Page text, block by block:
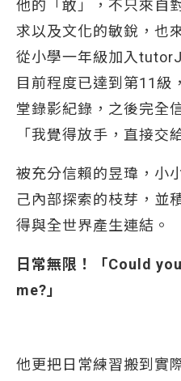
他的「敢」，不只來自
求以及文化的敏銳，也
從小學一年級加入
目前程度已達到第11級
堂錄影紀錄，之後完全
「我覺得放手，直接交
被充分信賴的昱瑋，小
己內部探索的枝芽，並
得與全世界產生連結。
日常無限！「Could
me?」
他更把日常練習搬到實